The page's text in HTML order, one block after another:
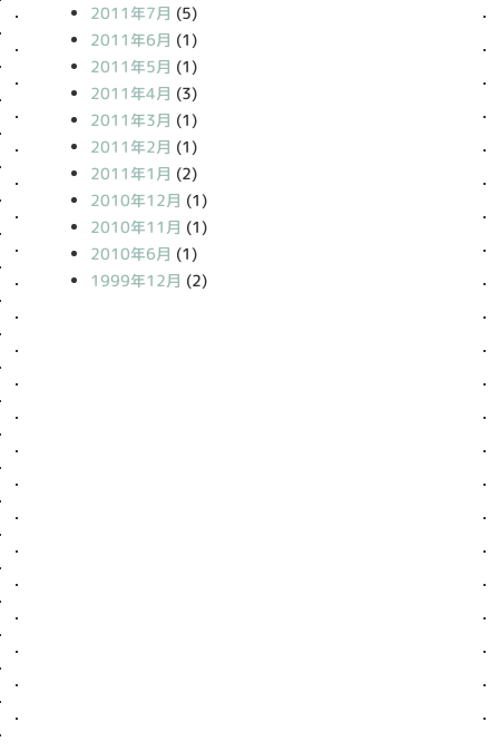
2011年7月 (5)
2011年6月 (1)
2011年5月 (1)
2011年4月 (3)
2011年3月 (1)
2011年2月 (1)
2011年1月 (2)
2010年12月 (1)
2010年11月 (1)
2010年6月 (1)
1999年12月 (2)